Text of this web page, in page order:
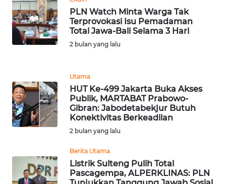
PLN Watch Minta Warga Tak
Terprovokasi Isu Pemadaman
Total Jawa-Bali Selama 3 Hari
2 bulan yang lalu
Utama
HUT Ke-499 Jakarta Buka Akses
Publik, MARTABAT Prabowo-
Gibran: Jabodetabekjur Butuh
Konektivitas Berkeadilan
2 bulan yang lalu
Berita Utama
Listrik Sulteng Pulih Total
Pascagempa, ALPERKLINAS: PLN
WN
BANTEN
WN
WN
KEPRI
WN
WN
PAPUA
BARAT